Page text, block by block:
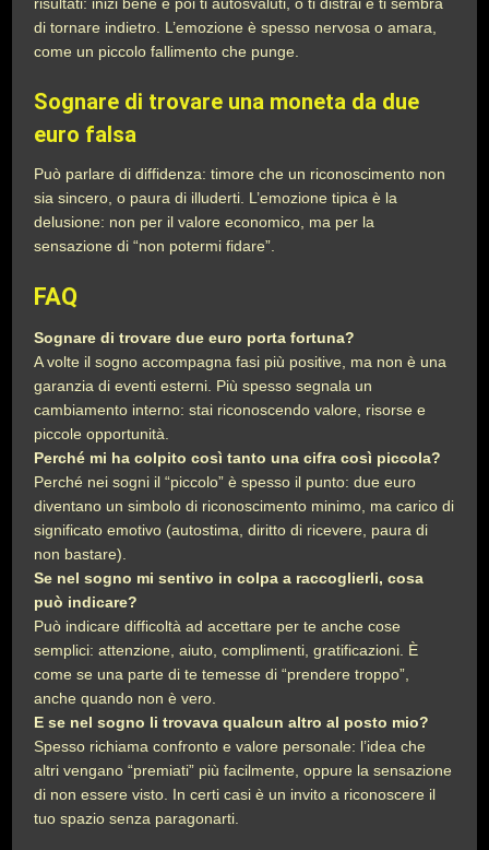
di tornare indietro. L’emozione è spesso nervosa o amara,
come un piccolo fallimento che punge.
Sognare di trovare una moneta da due
euro falsa
Può parlare di diffidenza: timore che un riconoscimento non
sia sincero, o paura di illuderti. L’emozione tipica è la
delusione: non per il valore economico, ma per la
sensazione di “non potermi fidare”.
FAQ
Sognare di trovare due euro porta fortuna?
A volte il sogno accompagna fasi più positive, ma non è una
garanzia di eventi esterni. Più spesso segnala un
cambiamento interno: stai riconoscendo valore, risorse e
piccole opportunità.
Perché mi ha colpito così tanto una cifra così piccola?
Perché nei sogni il “piccolo” è spesso il punto: due euro
diventano un simbolo di riconoscimento minimo, ma carico di
significato emotivo (autostima, diritto di ricevere, paura di
non bastare).
Se nel sogno mi sentivo in colpa a raccoglierli, cosa
può indicare?
Può indicare difficoltà ad accettare per te anche cose
semplici: attenzione, aiuto, complimenti, gratificazioni. È
come se una parte di te temesse di “prendere troppo”,
anche quando non è vero.
E se nel sogno li trovava qualcun altro al posto mio?
Spesso richiama confronto e valore personale: l’idea che
altri vengano “premiati” più facilmente, oppure la sensazione
di non essere visto. In certi casi è un invito a riconoscere il
tuo spazio senza paragonarti.